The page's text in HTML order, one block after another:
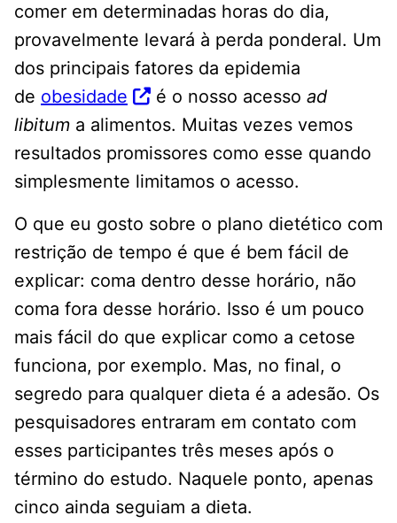
comer em determinadas horas do dia,
provavelmente levará à perda ponderal. Um
dos principais fatores da epidemia
de obesidade é o nosso acesso ad
libitum a alimentos. Muitas vezes vemos
resultados promissores como esse quando
simplesmente limitamos o acesso.
O que eu gosto sobre o plano dietético com
restrição de tempo é que é bem fácil de
explicar: coma dentro desse horário, não
coma fora desse horário. Isso é um pouco
mais fácil do que explicar como a cetose
funciona, por exemplo. Mas, no final, o
segredo para qualquer dieta é a adesão. Os
pesquisadores entraram em contato com
esses participantes três meses após o
término do estudo. Naquele ponto, apenas
cinco ainda seguiam a dieta.